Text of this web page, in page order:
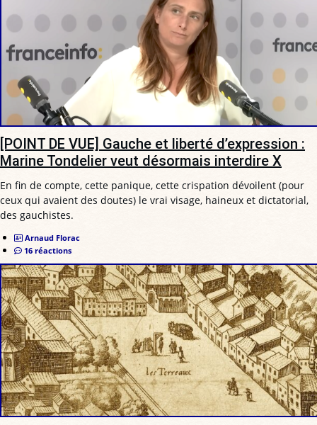
[POINT DE VUE] Gauche et liberté d’expression :
Marine Tondelier veut désormais interdire X
En fin de compte, cette panique, cette crispation dévoilent (pour
ceux qui avaient des doutes) le vrai visage, haineux et dictatorial,
des gauchistes.
Arnaud Florac
16 réactions